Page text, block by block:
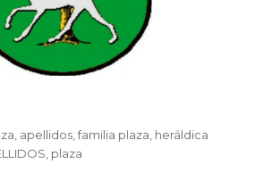
apellidos ,familia plaza heráldica
plaza